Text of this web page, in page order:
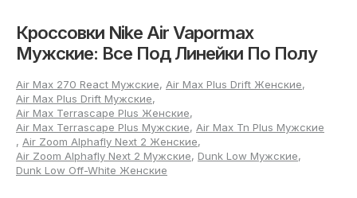
40 до 45 размера в интернет-
магазине
Выбирая Nike Air Vapormax 40–45 мужские в
специализированном онлайн-магазине, вы получаете
множество преимуществ, среди которых:
Разнообразие актуальных моделей от именитого
бренда;
Постоянное расширение ассортимента с
Кроссовки Nike Air Vapormax
Мужские: Все Под Линейки По Полу
Air Max 270 React Мужские, Air Max Plus Drift Женские,
Air Max Plus Drift Мужские,
Air Max Terrascape Plus Женские,
Air Max Terrascape Plus Мужские, Air Max Tn Plus Мужские
, Air Zoom Alphafly Next 2 Женские,
Air Zoom Alphafly Next 2 Мужские, Dunk Low Мужские,
Dunk Low Off-White Женские